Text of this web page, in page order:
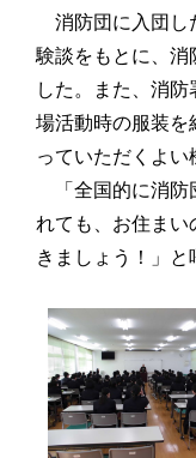
消防団に入団し
験談をもとに、消
した。また、消
場活動時の服装を
っていただくよい
「全国的に消防
れても、お住まい
きましょう！」と